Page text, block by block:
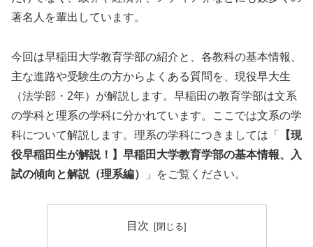
著名人を輩出しています。
今回は早稲田大学教育学部の紹介と、各教科の基本情報、
主な進路や受験生の方からよくある質問を、現役早大生
（法学部・2年）が解説します。早稲田の教育学部は文系
の学科と理系の学科に分かれています。ここでは文系の学
科について解説します。理系の学科につきましては「
【現
役早稲田生が解説！】早稲田大学教育学部の基本情報、入
試の傾向と解説（理系編）
」をご覧ください。
目次